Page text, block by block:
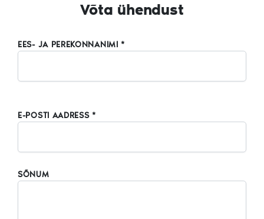
Võta ühendust
EES- JA PEREKONNANIMI *
E-POSTI AADRESS *
SÕNUM